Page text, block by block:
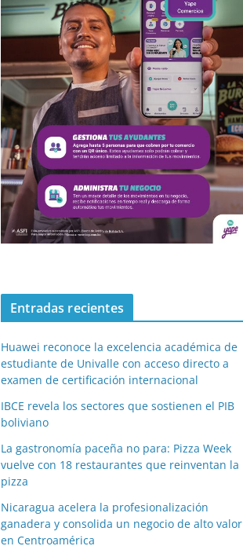
Entradas recientes
Huawei reconoce la excelencia académica de
estudiante de Univalle con acceso directo a
examen de certificación internacional
IBCE revela los sectores que sostienen el PIB
boliviano
La gastronomía paceña no para: Pizza Week
vuelve con 18 restaurantes que reinventan la
pizza
Nicaragua acelera la profesionalización
ganadera y consolida un negocio de alto valor
en Centroamérica